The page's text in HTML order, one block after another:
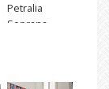
Petralia
Soprana